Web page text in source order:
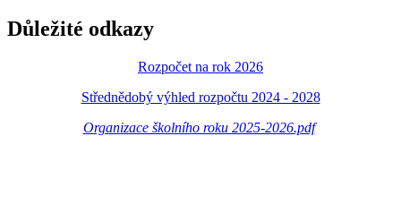
Důležité odkazy
Rozpočet na rok 2026
Střednědobý výhled rozpočtu 2024 - 2028
Organizace školního roku 2025-2026.pdf